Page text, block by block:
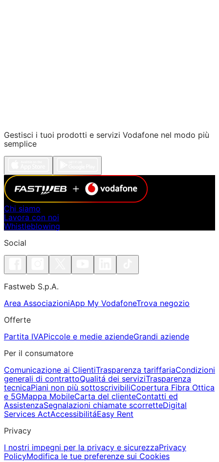
Gestisci i tuoi prodotti e servizi Vodafone nel modo più
semplice
Chi siamo
Lavora con noi
Whistleblowing
Social
Fastweb S.p.A.
Area AssociazioniApp My VodafoneTrova negozio
Offerte
Partita IVAPiccole e medie aziendeGrandi aziende
Per il consumatore
Comunicazione ai ClientiTrasparenza tariffariaCondizioni
generali di contrattoQualitá dei serviziTrasparenza
tecnicaPiani non più sottoscrivibiliCopertura Fibra Ottica
e 5GMappa MobileCarta del clienteContatti ed
AssistenzaSegnalazioni chiamate scorretteDigital
Services ActAccessibilitáEasy Rent
Privacy
I nostri impegni per la privacy e sicurezzaPrivacy
PolicyModifica le tue preferenze sui Cookies